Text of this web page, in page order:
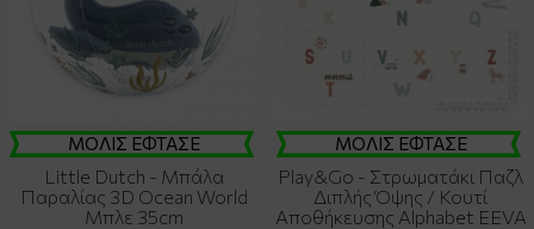
ΜΟΛΙΣ ΕΦΤΑΣΕ
Little Dutch - Μπάλα
Παραλίας 3D Ocean World
Μπλε 35cm
ΜΟΛΙΣ ΕΦΤΑΣΕ
Play&Go - Στρωματάκι Παζλ
Διπλής Όψης / Κουτί
Αποθήκευσης Alphabet EEVA